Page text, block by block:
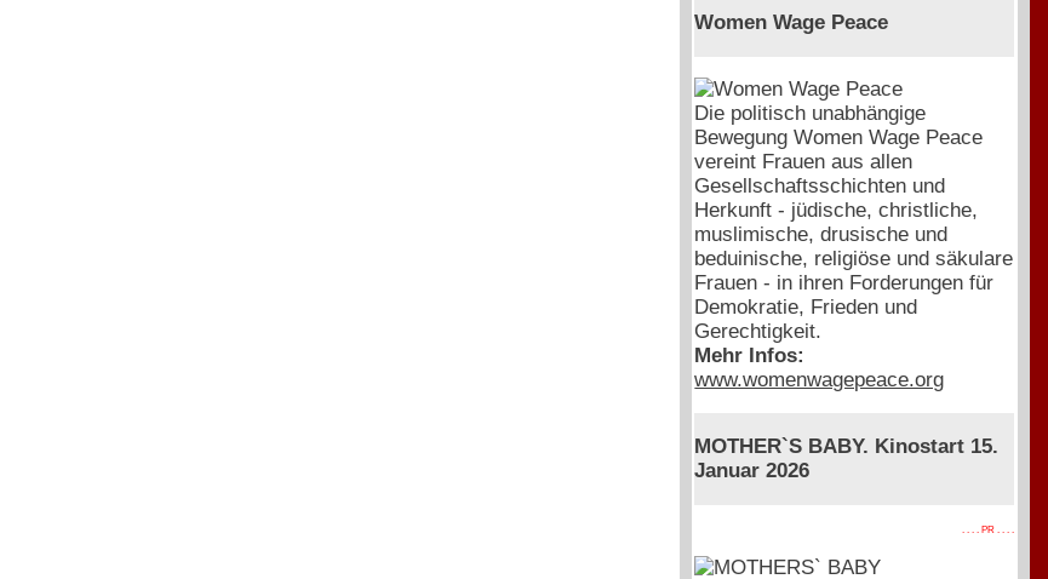
Women Wage Peace
Die politisch unabhängige
Bewegung Women Wage Peace
vereint Frauen aus allen
Gesellschaftsschichten und
Herkunft - jüdische, christliche,
muslimische, drusische und
beduinische, religiöse und säkulare
Frauen - in ihren Forderungen für
Demokratie, Frieden und
Gerechtigkeit.
Mehr Infos:
www.womenwagepeace.org
MOTHER`S BABY. Kinostart 15.
Januar 2026
. . . . PR . . . .